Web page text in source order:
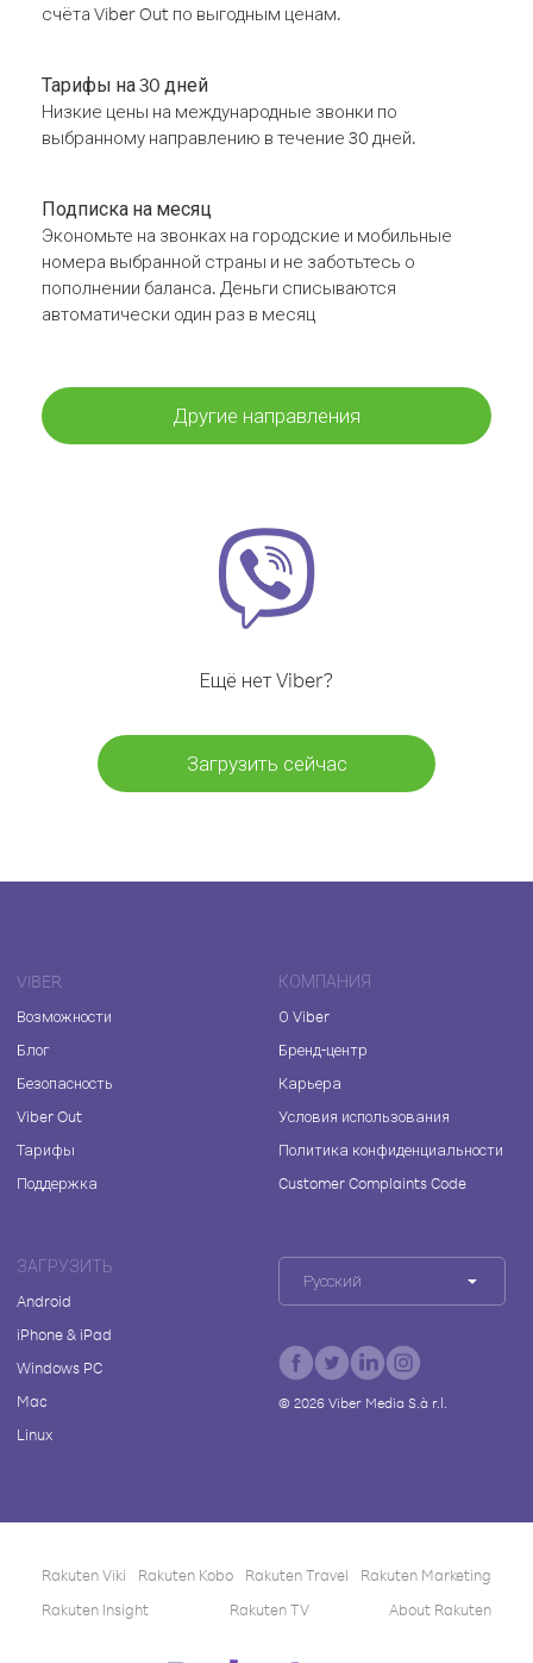
счёта Viber Out по выгодным ценам.
Тарифы на 30 дней
Низкие цены на международные звонки по
выбранному направлению в течение 30 дней.
Подписка на месяц
Экономьте на звонках на городские и мобильные
номера выбранной страны и не заботьтесь о
пополнении баланса. Деньги списываются
автоматически один раз в месяц
Другие направления
Ещё нет Viber?
Загрузить сейчас
VIBER
Возможности
Блог
Безопасность
Viber Out
Тарифы
Поддержка
КОМПАНИЯ
О Viber
Бренд-центр
Карьера
Условия использования
Политика конфиденциальности
Customer Complaints Code
ЗАГРУЗИТЬ
Android
iPhone & iPad
Windows PC
Mac
Linux
Русский
© 2026Viber Media S.à r.l.
Rakuten Viki Rakuten Kobo Rakuten Travel
Rakuten Marketing
Rakuten Insight
Rakuten TV About Rakuten